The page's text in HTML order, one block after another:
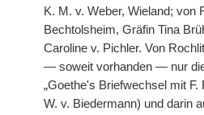
K. M. v. Weber, Wieland; von
Bechtolsheim, Gräfin Tina
Caroline v. Pichler. Von
— soweit vorhanden — nur
„Goethe's Briefwechsel mit F.
W. v. Biedermann) und darin